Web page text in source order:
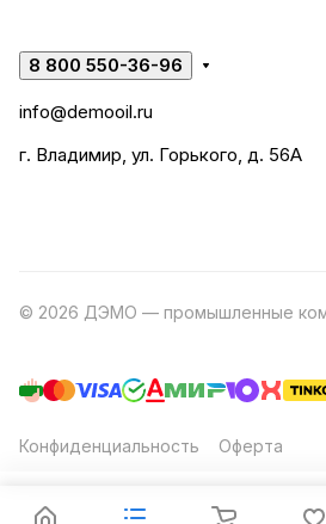
8 800 550-36-96
info@demooil.ru
г. Владимир, ул. Горького, д. 56А
© 2026 ДЭМО — промышленные
Конфиденциальность Оферта